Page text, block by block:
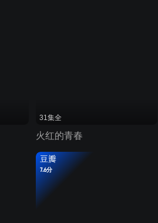
31集全
火红的青春
豆瓣
7.6分